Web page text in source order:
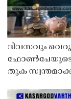
ദിവസവും വെറും
ഫോൺപേയുടെ
തുക